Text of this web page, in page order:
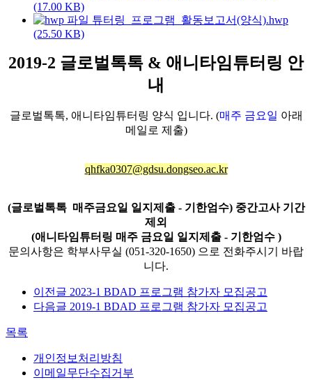
(17.00 KB)
튜터링_프로그램_활동보고서(양식).hwp
(25.50 KB)
2019-2 글로벌톡톡 & 애니타임튜터링 안
내
글로벌톡톡, 애니타임튜터링 양식 입니다. (매주 금요일 아래
메일로 제출)
qhfka0307@gdsu.dongseo.ac.kr
(글로벌톡톡 매주금요일 일지제출 - 기한엄수) 중간고사 기간
제외
(애니타임튜터링 매주 금요일 일지제출 - 기한엄수 )
문의사항은 학부사무실 (051-320-1650) 으로 전화주시기 바랍
니다.
이전글 2023-1 BDAD 프로그램 참가자 모집공고
다음글 2019-1 BDAD 프로그램 참가자 모집공고
목록
개인정보처리방침
이메일무단수집거부